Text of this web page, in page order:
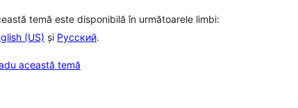
temă este disponibilă în următoarele limbi:
(US) și Русский.
această temă